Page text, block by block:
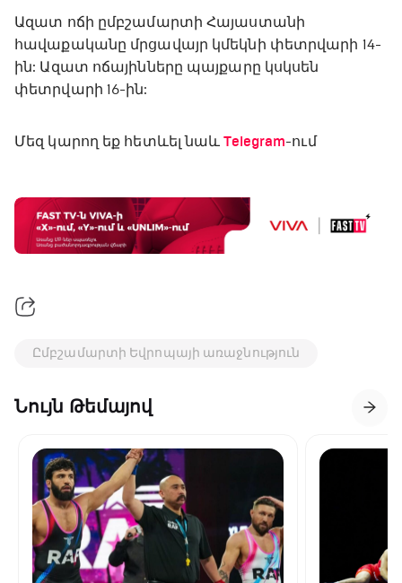
Ազատ ոճի ըմբշամարտի Հայաստանի
հավաքականը մրցավայր կմեկնի փետրվարի 14-
ին: Ազատ ոճայինները պայքարը կսկսեն
փետրվարի 16-ին:
Մեզ կարող եք հետևել նաև Telegram-ում
Ըմբշամարտի Եվրոպայի առաջնություն
Նույն Թեմայով